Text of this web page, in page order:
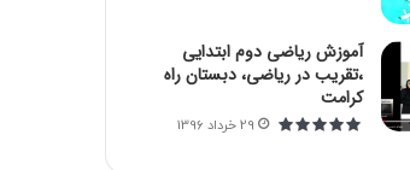
آموزش ریاضی دوم ابتدایی
،تقریب در ریاضی، دبستان راه
کرامت
29 خرداد 1396